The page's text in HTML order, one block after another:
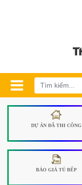
DỰ ÁN ĐÃ THI CÔNG
BÁO GIÁ TỦ BẾP